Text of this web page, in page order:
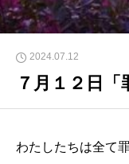
2024.07.12
７月１２日「
わたしたちは全て